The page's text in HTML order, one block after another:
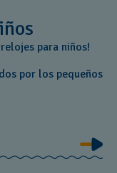
para niños!
por los pequeños